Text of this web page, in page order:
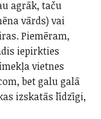
agrāk, taču
vārds) vai
Piemēram,
iepirkties
vietnes
bet galu galā
izskatās līdzīgi,